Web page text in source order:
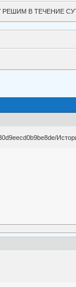
РЕШИМ В ТЕЧЕНИЕ